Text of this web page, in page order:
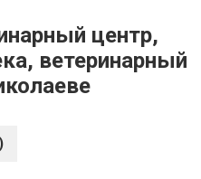
центр,
ветеринарный